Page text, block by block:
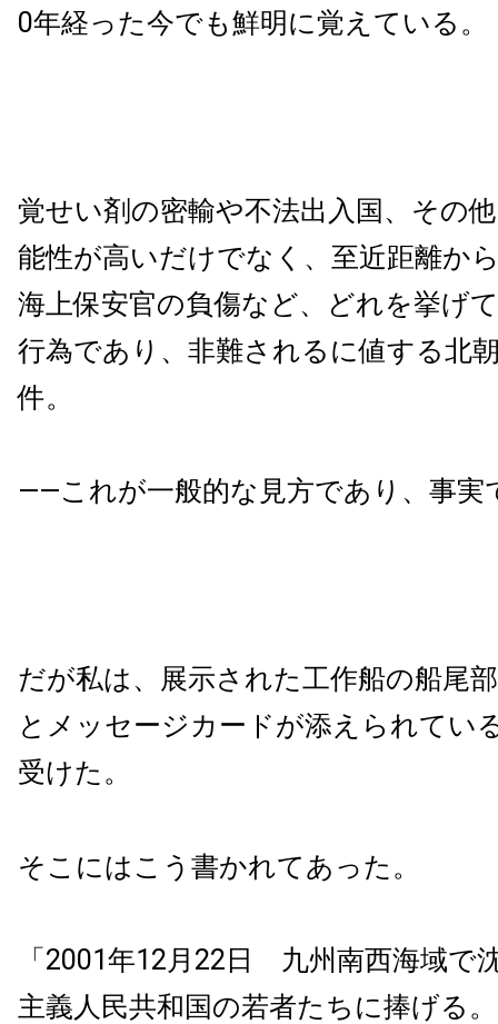
0年経った今でも鮮明に覚えている。
覚せい剤の密輸や不法出入国、その
能性が高いだけでなく、至近距離か
海上保安官の負傷など、どれを挙げ
行為であり、非難されるに値する北
件。
――これが一般的な見方であり、事実
だが私は、展示された工作船の船尾
とメッセージカードが添えられてい
受けた。
そこにはこう書かれてあった。
「2001年12月22日 九州南西海域で
主義人民共和国の若者たちに捧げる